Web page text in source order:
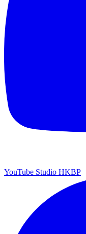
YouTube Studio HKBP